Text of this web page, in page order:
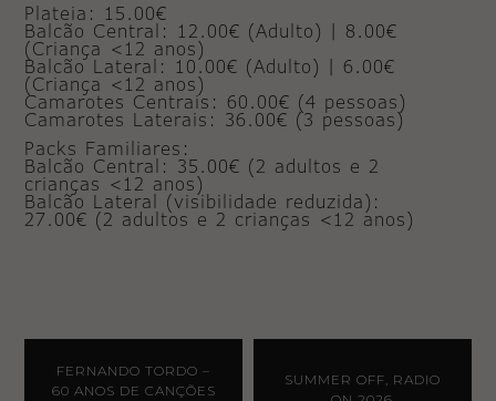
Plateia: 15.00€
Balcão Central: 12.00€ (Adulto) | 8.00€
(Criança <12 anos)
Balcão Lateral: 10.00€ (Adulto) | 6.00€
(Criança <12 anos)
Camarotes Centrais: 60.00€ (4 pessoas)
Camarotes Laterais: 36.00€ (3 pessoas)
Packs Familiares:
Balcão Central: 35.00€ (2 adultos e 2
crianças <12 anos)
Balcão Lateral (visibilidade reduzida):
27.00€ (2 adultos e 2 crianças <12 anos)
FERNANDO TORDO –
60 ANOS DE CANÇÕES
SUMMER OFF, RADIO